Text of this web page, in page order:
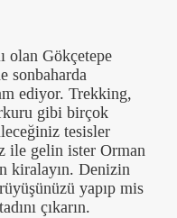
olan Gökçetepe
sonbaharda
ediyor. Trekking,
gibi birçok
tesisler
ile gelin ister Orman
kiralayın. Denizin
yapıp mis
çıkarın.